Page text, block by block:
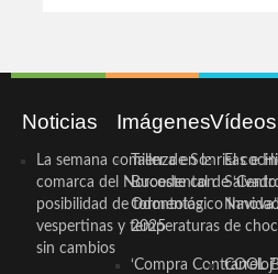
Noticias
La semana comienza en la
comarca del Noroeste con
posibilidad de tormentas
vespertinas y temperaturas
sin cambios
Imágenes
Taller de Sonrisas e
Bucodental de
Odontológico
2025
‘Compra
Vídeos
El
de
COOL